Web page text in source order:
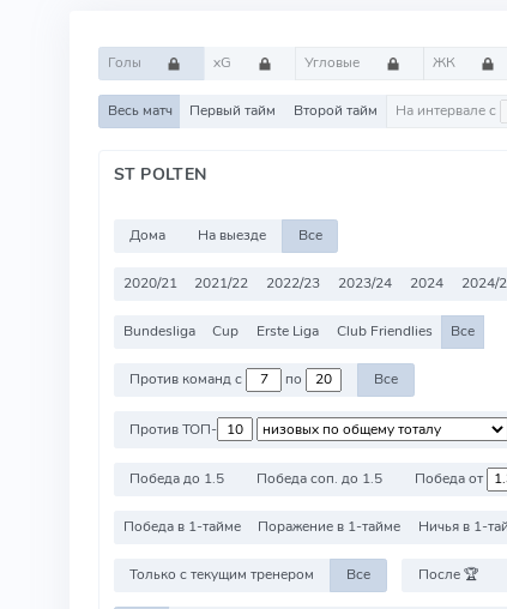
Голы xG Угловые ЖК
Весь матч Первый тайм Второй тайм На интервале с
ST POLTEN
Дома На выезде Все
2020/21 2021/22 2022/23 2023/24 2024 2024/
Bundesliga Cup Erste Liga Club Friendlies Все
Против команд с по Все
Против ТОП-
Победа до 1.5 Победа соп. до 1.5 Победа от
Победа в 1-тайме Поражение в 1-тайме Ничья в 1-
Только с текущим тренером Все После 🏆